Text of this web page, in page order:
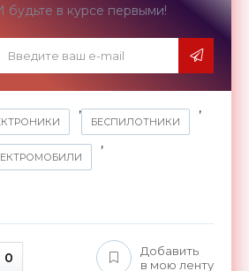
будьте в курсе первыми!
,
БЕСПИЛОТНИКИ
,
,
0
Добавить
в мою ленту